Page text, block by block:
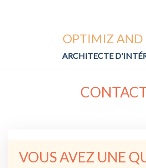
OPTIMIZ AND
ARCHITECTE
VOUS AVEZ UNE